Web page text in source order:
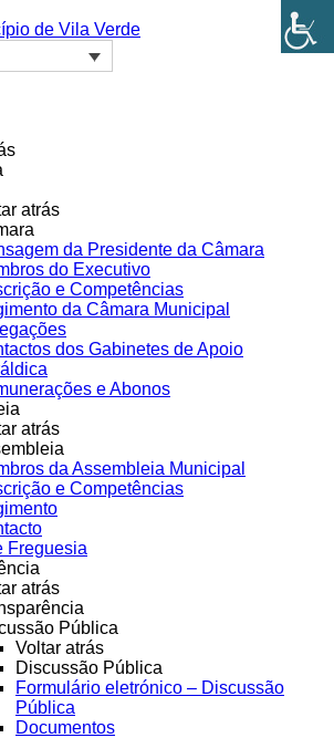
atrás
da Presidente da Câmara
do Executivo
e Competências
da Câmara Municipal
dos Gabinetes de Apoio
e Abonos
atrás
da Assembleia Municipal
e Competências
Freguesia
atrás
Pública
Voltar atrás
Discussão Pública
Formulário eletrónico – Discussão
Pública
Documentos